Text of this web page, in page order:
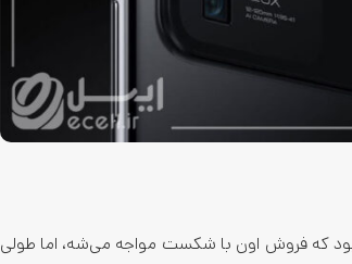
بود که فروش اون با شکست مواجه می‌شه، اما طولی